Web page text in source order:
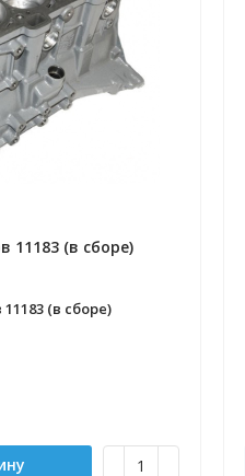
11183 (в сборе)
(в сборе)